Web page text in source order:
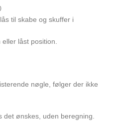
til skabe og skuffer i
låst position.
nøgle, følger der ikke
det ønskes, uden beregning.